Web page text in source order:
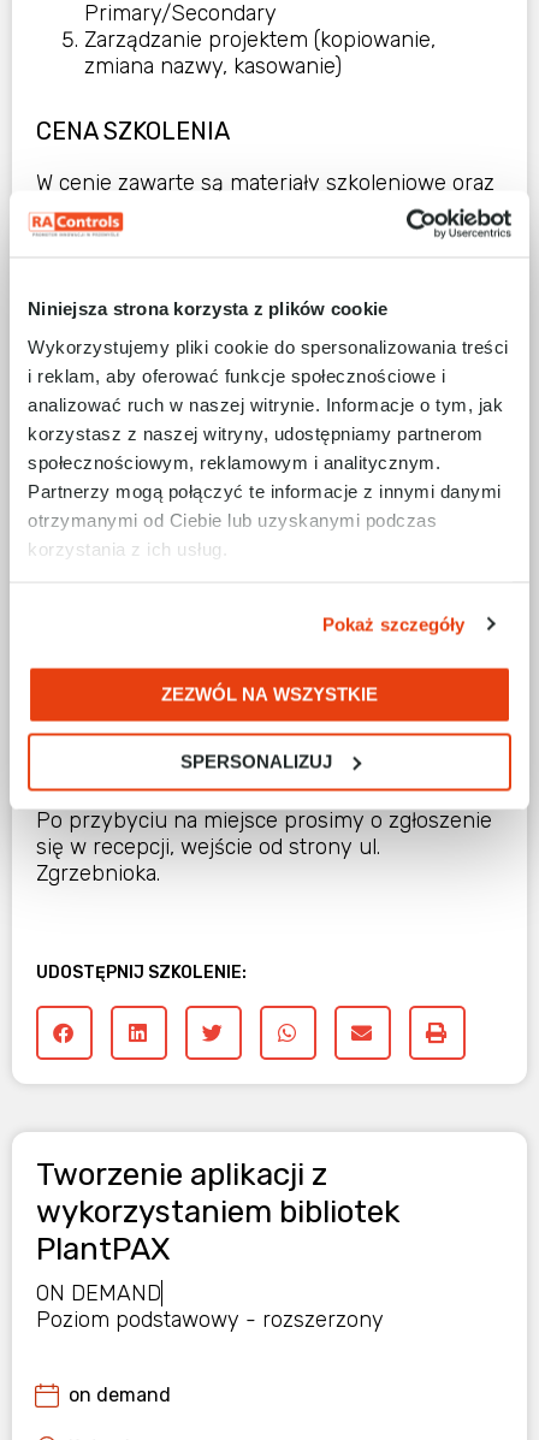
Niniejsza strona korzysta z plików cookie
Wykorzystujemy pliki cookie do spersonalizowania treści
i reklam, aby oferować funkcje społecznościowe i
analizować ruch w naszej witrynie. Informacje o tym, jak
korzystasz z naszej witryny, udostępniamy partnerom
społecznościowym, reklamowym i analitycznym.
Partnerzy mogą połączyć te informacje z innymi danymi
otrzymanymi od Ciebie lub uzyskanymi podczas
korzystania z ich usług.
Pokaż szczegóły
ZEZWÓL NA WSZYSTKIE
SPERSONALIZUJ
Primary/Secondary
Zarządzanie projektem (kopiowanie,
zmiana nazwy, kasowanie)
CENA SZKOLENIA
W cenie zawarte są materiały szkoleniowe oraz
poczęstunek. Ceny szkoleń nie obejmują
kosztów zakwaterowania i pełnego wyżywienia.
INFORMACJE PRAKTYCZNE
W celu zapisania się na szkolenie prosimy o
wypełnienie formularza kontaktowego (przycisk
„Zapisz się”). W ciągu 3 dni roboczych
skontaktuje się z Państwem koordynator w
celu potwierdzenia dostępności miejsc w
wybranym terminie oraz dopełnienia
formalności związanych z zapisem na
MIEJSCE SZKOLENIA
Adres: 40-519 Katowice, ul. Kościuszki 112
Miejsca parkingowe dostępne są tuż obok
budynku (oznaczone jako “miejsca dla gości”)
oraz wzdłuż ulicy Kościuszki.
Po przybyciu na miejsce prosimy o zgłoszenie
się w recepcji, wejście od strony ul.
Zgrzebnioka.
UDOSTĘPNIJ SZKOLENIE:
Tworzenie aplikacji z
wykorzystaniem bibliotek
PlantPAX
ON DEMAND
Poziom podstawowy - rozszerzony
on demand